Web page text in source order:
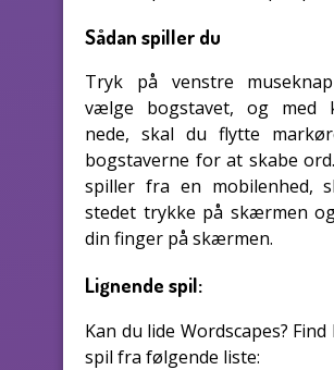
Sådan spiller du
Tryk på venstre
vælge bogstavet, og med
nede, skal du flytte
bogstaverne for at skabe
spiller fra en mobilenhed,
stedet trykke på skærmen
din finger på skærmen.
Lignende spil:
Kan du lide Wordscapes?
spil fra følgende liste: